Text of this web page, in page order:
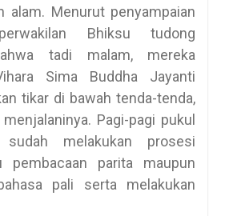
alam. Menurut penyampaian
Bhiksu tudong
tadi malam, mereka
Sima Buddha Jayanti
tikar di bawah tenda-tenda,
Pagi-pagi pukul
melakukan prosesi
parita maupun
pali serta melakukan